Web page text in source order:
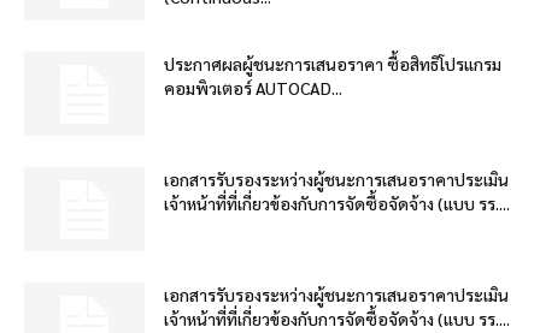
ประกาศผลผู้ชนะการเสนอราคา ซื้อสิทธิโปรแกรม
คอมพิวเตอร์ AUTOCAD...
เอกสารรับรองระหว่างผู้ชนะการเสนอราคาประเมิน
เจ้าหน้าที่ที่เกี่ยวข้องกับการจัดซื้อจัดจ้าง (แบบ รร....
เอกสารรับรองระหว่างผู้ชนะการเสนอราคาประเมิน
เจ้าหน้าที่ที่เกี่ยวข้องกับการจัดซื้อจัดจ้าง (แบบ รร....